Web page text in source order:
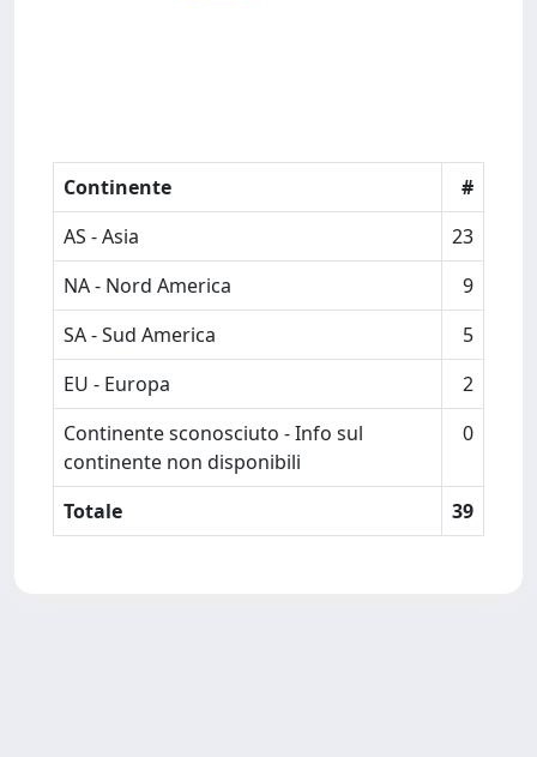
Continente
#
AS - Asia
23
NA - Nord America
9
SA - Sud America
5
EU - Europa
2
Continente sconosciuto - Info sul
continente non disponibili
0
Totale 39